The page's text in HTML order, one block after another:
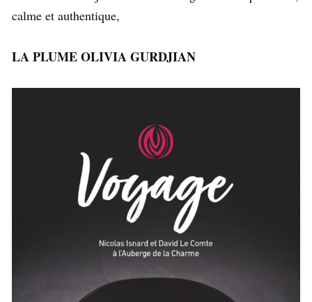
calme et authentique,
LA PLUME OLIVIA GURDJIAN